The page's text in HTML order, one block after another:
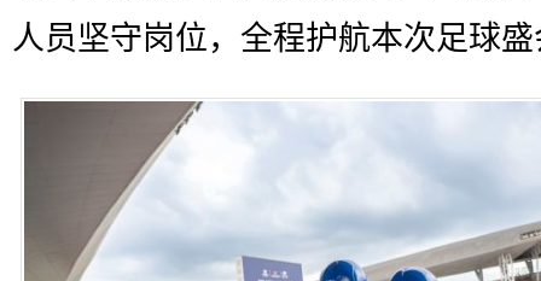
人员坚守岗位，全程护航本次足球